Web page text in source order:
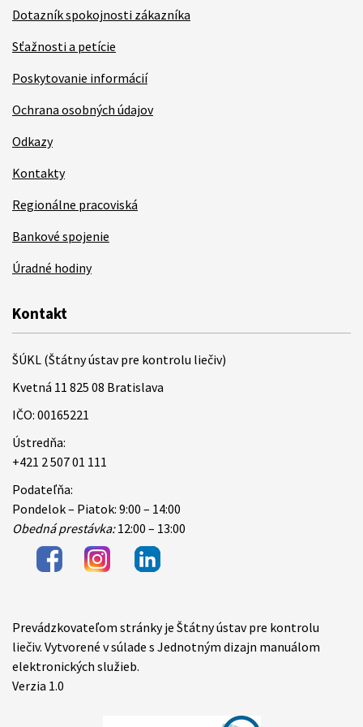
Dotazník spokojnosti zákazníka
Sťažnosti a petície
Poskytovanie informácií
Ochrana osobných údajov
Odkazy
Kontakty
Regionálne pracoviská
Bankové spojenie
Úradné hodiny
Kontakt
ŠÚKL (Štátny ústav pre kontrolu liečiv)
Kvetná 11 825 08 Bratislava
IČO: 00165221
Ústredňa:
+421 2 507 01 111
Podateľňa:
Pondelok – Piatok: 9:00 – 14:00
Obedná prestávka:12:00 – 13:00
Items
Prevádzkovateľom stránky je Štátny ústav pre kontrolu
liečiv. Vytvorené v súlade s Jednotným dizajn manuálom
elektronických služieb.
Verzia 1.0